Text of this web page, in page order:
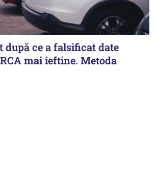
după ce a falsificat date
mai ieftine. Metoda